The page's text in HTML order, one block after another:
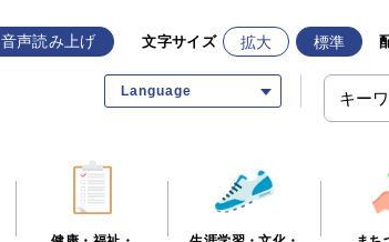
音声読み上げ 文字サイズ 拡大 標準
Language